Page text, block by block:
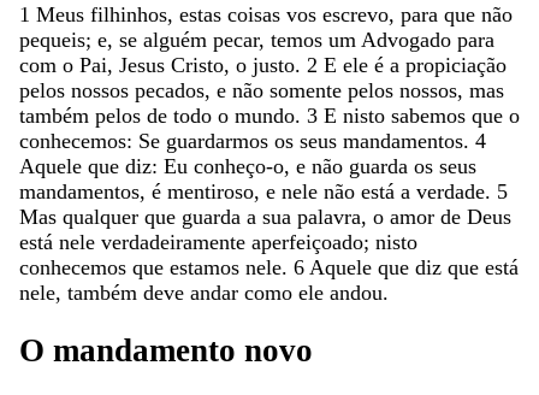
1 Meus filhinhos, estas coisas vos escrevo, para que não
pequeis; e, se alguém pecar, temos um Advogado para
com o Pai, Jesus Cristo, o justo. 2 E ele é a propiciação
pelos nossos pecados, e não somente pelos nossos, mas
também pelos de todo o mundo. 3 E nisto sabemos que o
conhecemos: Se guardarmos os seus mandamentos. 4
Aquele que diz: Eu conheço-o, e não guarda os seus
mandamentos, é mentiroso, e nele não está a verdade. 5
Mas qualquer que guarda a sua palavra, o amor de Deus
está nele verdadeiramente aperfeiçoado; nisto
conhecemos que estamos nele. 6 Aquele que diz que está
nele, também deve andar como ele andou.
O mandamento novo